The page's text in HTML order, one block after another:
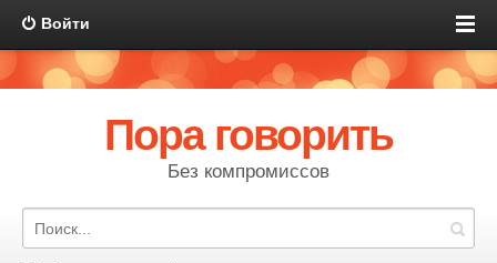
Войти
Пора говорить
Без компромиссов